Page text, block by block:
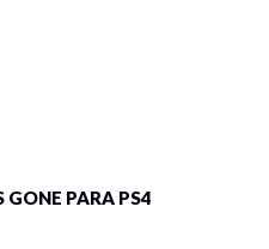
GONE PARA PS4